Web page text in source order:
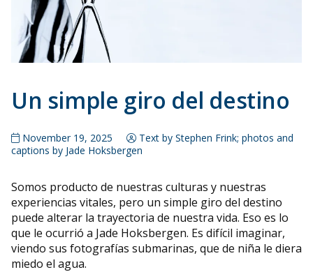
Un simple giro del destino
November 19, 2025
Text by Stephen Frink; photos and
captions by Jade Hoksbergen
Somos producto de nuestras culturas y nuestras
experiencias vitales, pero un simple giro del destino
puede alterar la trayectoria de nuestra vida. Eso es lo
que le ocurrió a Jade Hoksbergen. Es difícil imaginar,
viendo sus fotografías submarinas, que de niña le diera
miedo el agua.